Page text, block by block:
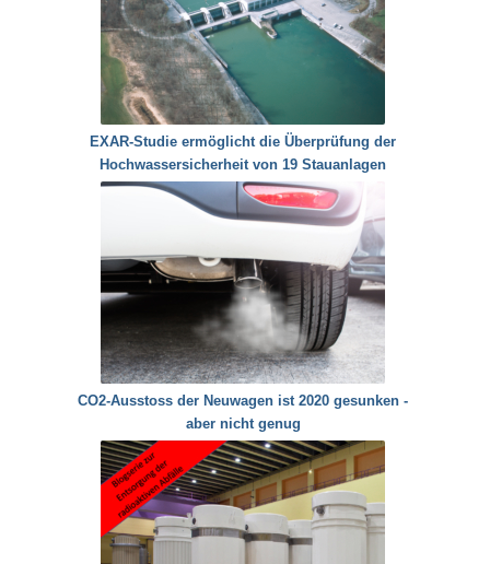
EXAR-Studie ermöglicht die Überprüfung der
Hochwassersicherheit von 19 Stauanlagen
CO2-Ausstoss der Neuwagen ist 2020 gesunken -
aber nicht genug